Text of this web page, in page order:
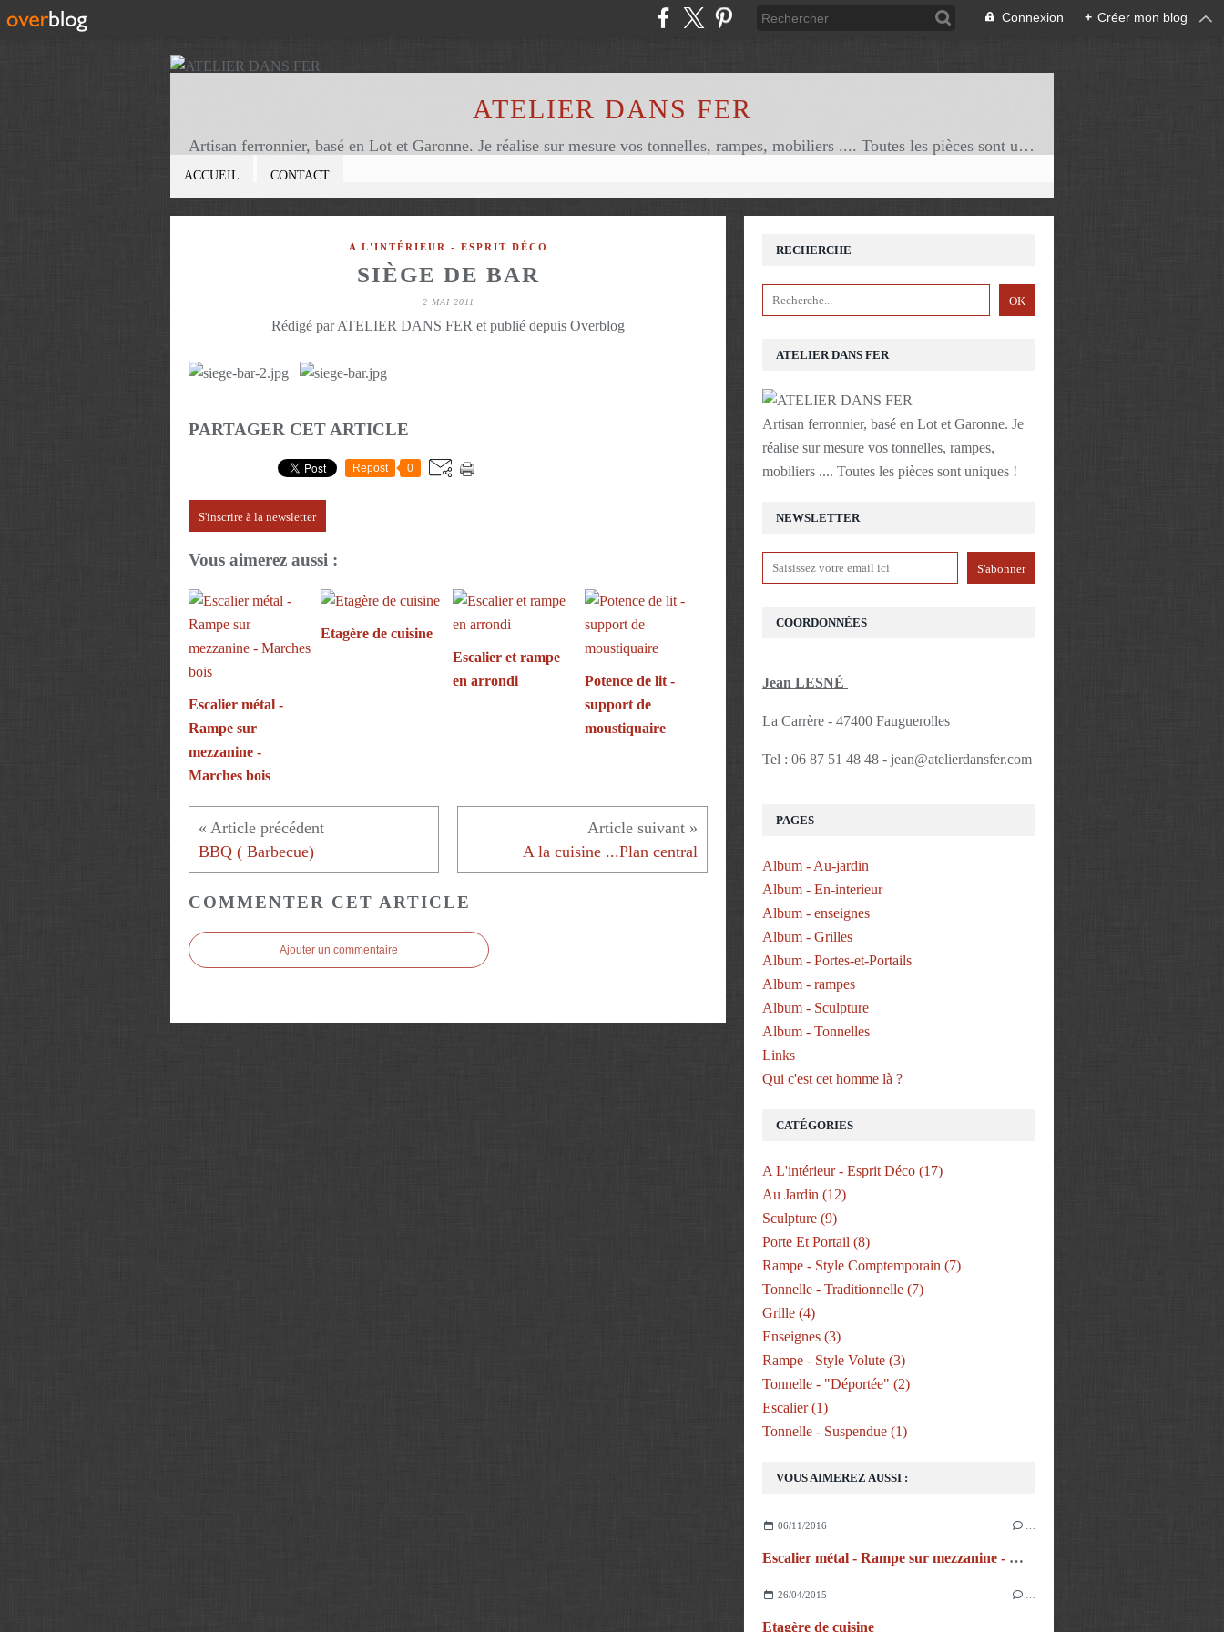
Connexion + Créer mon blog
ATELIER DANS FER
Artisan ferronnier, basé en Lot et Garonne. Je réalise sur mesure vos tonnelles, rampes, mobiliers .... Toutes les pièces sont uniques !
ACCUEIL CONTACT
A L'INTÉRIEUR - ESPRIT DÉCO
SIÈGE DE BAR
2 MAI 2011
Rédigé par ATELIER DANS FER et publié depuis Overblog
PARTAGER CET ARTICLE
Repost 0
S'inscrire à la newsletter
Vous aimerez aussi :
Escalier métal -
Rampe sur
mezzanine -
Marches bois
Etagère de cuisine
Escalier et rampe
en arrondi
Potence de lit -
support de
moustiquaire
BBQ ( Barbecue) A la cuisine ...Plan central
COMMENTER CET ARTICLE
Ajouter un commentaire
NEWSLETTER
RECHERCHE
ATELIER DANS FER
Artisan ferronnier, basé en Lot et Garonne. Je
réalise sur mesure vos tonnelles, rampes,
mobiliers .... Toutes les pièces sont uniques !
VOUS AIMEREZ AUSSI :
06/11/2016
Escalier métal - Rampe sur mezzanine - Marches bois
26/04/2015
Etagère de cuisine
PAGES
Album - Au-jardin
Album - En-interieur
Album - enseignes
Album - Grilles
Album - Portes-et-Portails
Album - rampes
Album - Sculpture
Album - Tonnelles
Links
Qui c'est cet homme là ?
CATÉGORIES
A L'intérieur - Esprit Déco (17)
Au Jardin (12)
Sculpture (9)
Porte Et Portail (8)
Rampe - Style Comptemporain (7)
Tonnelle - Traditionnelle (7)
Grille (4)
Enseignes (3)
Rampe - Style Volute (3)
Tonnelle - "déportée" (2)
Escalier(1)
Tonnelle - Suspendue (1)
COORDONNÉES
Jean LESNÉ
La Carrère - 47400 Fauguerolles
Tel : 06 87 51 48 48 - jean@atelierdansfer.com